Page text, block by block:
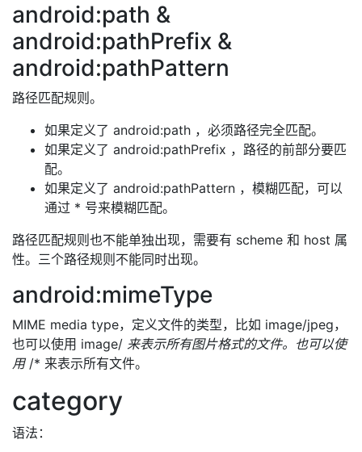
android:path &
android:pathPrefix &
android:pathPattern
路径匹配规则。
如果定义了 android:path ，必须路径完全匹配。
如果定义了 android:pathPrefix ，路径的前部分要匹
配。
如果定义了 android:pathPattern ，模糊匹配，可以
通过 * 号来模糊匹配。
路径匹配规则也不能单独出现，需要有 scheme 和 host 属
性。三个路径规则不能同时出现。
android:mimeType
MIME media type，定义文件的类型，比如 image/jpeg，
也可以使用 image/ 来表示所有图片格式的文件。也可以使
用 /* 来表示所有文件。
category
语法：